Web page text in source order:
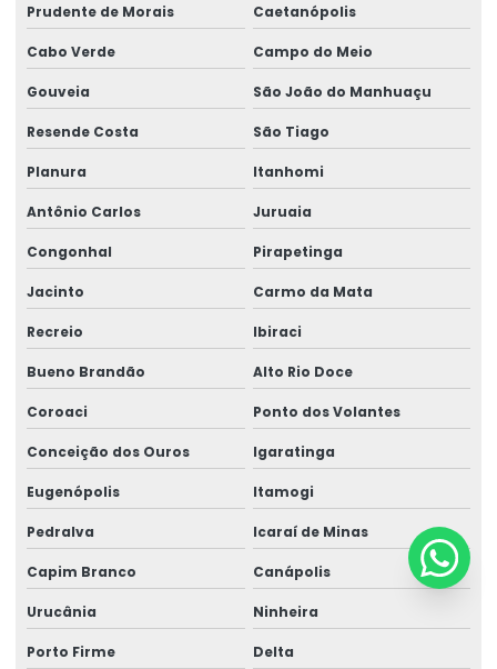
Prudente de Morais Caetanópolis
Cabo Verde Campo do Meio
Gouveia São João do Manhuaçu
Resende Costa São Tiago
Planura Itanhomi
Antônio Carlos Juruaia
Congonhal Pirapetinga
Jacinto Carmo da Mata
Recreio Ibiraci
Bueno Brandão Alto Rio Doce
Coroaci Ponto dos Volantes
Conceição dos Ouros Igaratinga
Eugenópolis Itamogi
Pedralva Icaraí de Minas
Capim Branco Canápolis
Urucânia Ninheira
Porto Firme Delta